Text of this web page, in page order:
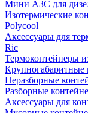
Мини АЗС для
Изотермические
Polycool
Аксессуары для
Ric
Термоконтейнеры
Крупногабаритные
Неразборные
Разборные
Аксессуары для